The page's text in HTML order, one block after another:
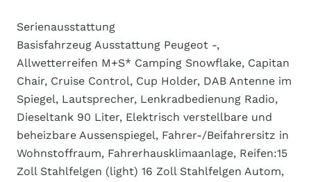
Serienausstattung
Basisfahrzeug Ausstattung Peugeot -,
Allwetterreifen M+S* Camping Snowflake, Capitan
Chair, Cruise Control, Cup Holder, DAB Antenne im
Spiegel, Lautsprecher, Lenkradbedienung Radio,
Dieseltank 90 Liter, Elektrisch verstellbare und
beheizbare Aussenspiegel, Fahrer-/Beifahrersitz in
Wohnstoffraum, Fahrerhausklimaanlage, Reifen:15
Zoll Stahlfelgen (light) 16 Zoll Stahlfelgen Autom,